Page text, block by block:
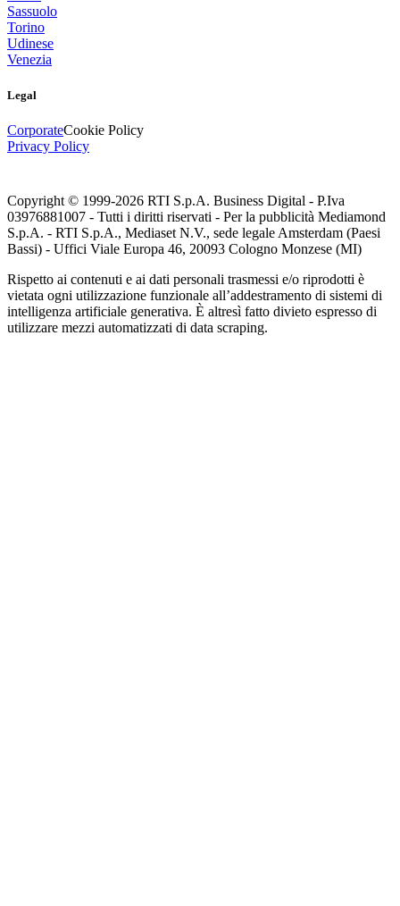
Sassuolo
Torino
Udinese
Venezia
Legal
CorporateCookie Policy
Privacy Policy
Copyright © 1999-2026 RTI S.p.A. Business Digital - P.Iva
03976881007 - Tutti i diritti riservati - Per la pubblicità Mediamond
S.p.A. - RTI S.p.A., Mediaset N.V., sede legale Amsterdam (Paesi
Bassi) - Uffici Viale Europa 46, 20093 Cologno Monzese (MI)
Rispetto ai contenuti e ai dati personali trasmessi e/o riprodotti è
vietata ogni utilizzazione funzionale all’addestramento di sistemi di
intelligenza artificiale generativa. È altresì fatto divieto espresso di
utilizzare mezzi automatizzati di data scraping.